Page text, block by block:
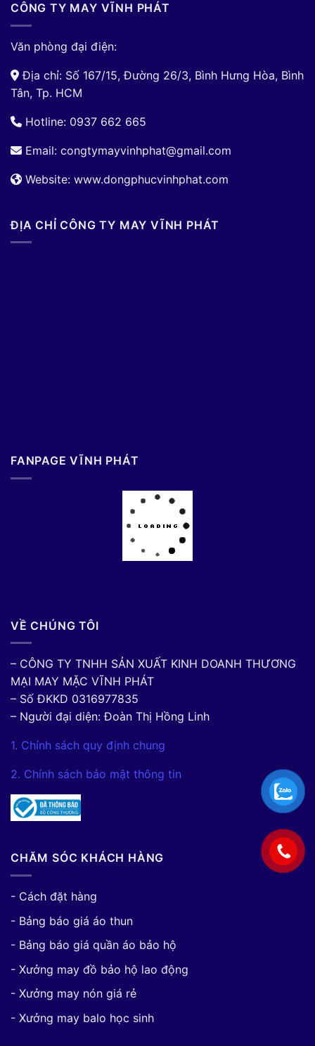
CÔNG TY MAY VĨNH PHÁT
Văn phòng đại điện:
Địa chỉ: Số 167/15, Đường 26/3, Bình Hưng Hòa, Bình
Tân, Tp. HCM
Hotline: 0937 662 665
Email: congtymayvinhphat@gmail.com
Website: www.dongphucvinhphat.com
ĐỊA CHỈ CÔNG TY MAY VĨNH PHÁT
FANPAGE VĨNH PHÁT
VỀ CHÚNG TÔI
– CÔNG TY TNHH SẢN XUẤT KINH DOANH THƯƠNG
MẠI MAY MẶC VĨNH PHÁT
– Số ĐKKD 0316977835
– Người đại diện: Đoàn Thị Hồng Linh
1. Chính sách quy định chung
2. Chính sách bảo mật thông tin
CHĂM SÓC KHÁCH HÀNG
- Cách đặt hàng
- Bảng báo giá áo thun
- Bảng báo giá quần áo bảo hộ
- Xưởng may đồ bảo hộ lao động
- Xưởng may nón giá rẻ
- Xưởng may balo học sinh